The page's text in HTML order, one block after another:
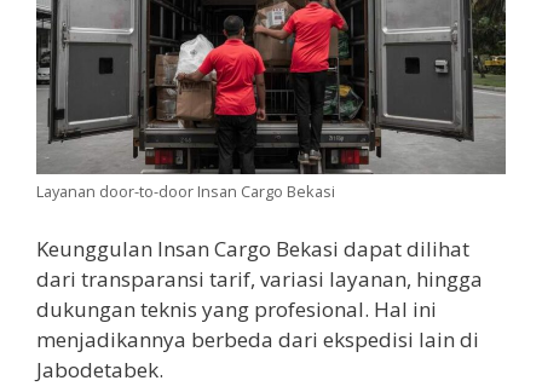
Layanan door-to-door Insan Cargo Bekasi
Keunggulan Insan Cargo Bekasi dapat dilihat
dari transparansi tarif, variasi layanan, hingga
dukungan teknis yang profesional. Hal ini
menjadikannya berbeda dari ekspedisi lain di
Jabodetabek.